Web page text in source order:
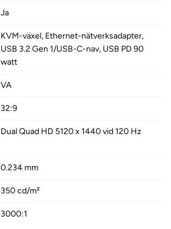
Ja
KVM-växel, Ethernet-nätverksadapter,
USB 3.2 Gen 1/USB-C-nav, USB PD 90
watt
VA
32:9
Dual Quad HD 5120 x 1440 vid 120 Hz
0.234 mm
350 cd/m²
3000:1